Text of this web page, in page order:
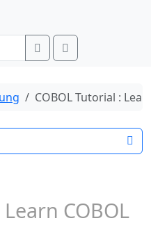
Search
COBOL Tutorial :
COBOL